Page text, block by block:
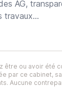
être ou avoir été
par ce cabinet,
Aucune